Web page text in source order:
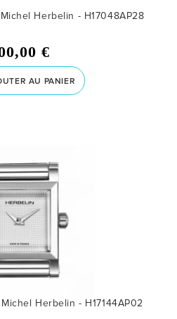
Herbelin - H17048AP28
€
AU PANIER
Herbelin - H17144AP02